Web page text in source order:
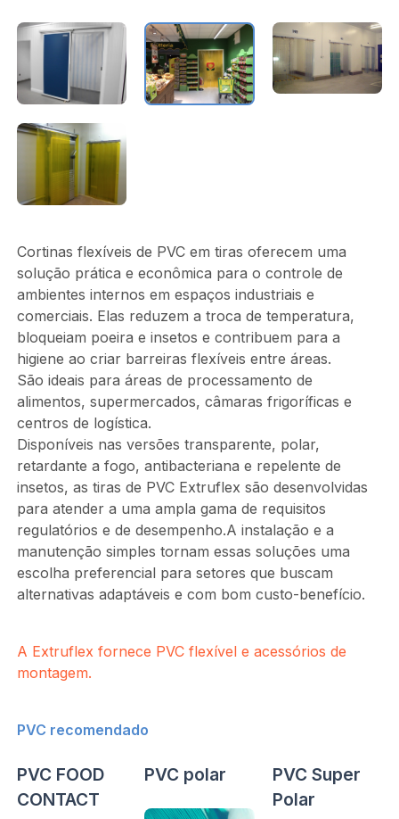
Cortinas flexíveis de PVC em tiras oferecem uma
solução prática e econômica para o controle de
ambientes internos em espaços industriais e
comerciais. Elas reduzem a troca de temperatura,
bloqueiam poeira e insetos e contribuem para a
higiene ao criar barreiras flexíveis entre áreas.
São ideais para áreas de processamento de
alimentos, supermercados, câmaras frigoríficas e
centros de logística.
Disponíveis nas versões transparente, polar,
retardante a fogo, antibacteriana e repelente de
insetos, as tiras de PVC Extruflex são desenvolvidas
para atender a uma ampla gama de requisitos
regulatórios e de desempenho.A instalação e a
manutenção simples tornam essas soluções uma
escolha preferencial para setores que buscam
alternativas adaptáveis e com bom custo-benefício.
A Extruflex fornece PVC flexível e acessórios de
montagem.
PVC recomendado
PVC FOOD
CONTACT
PVC polar
PVC Super
Polar